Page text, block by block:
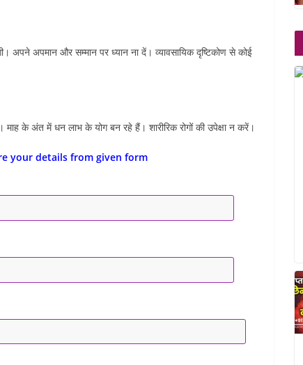
अपने अपमान और सम्मान पर ध्यान ना दें। व्यावसायिक दृष्टिकोण से कोई
के अंत में धन लाभ के योग बन रहे हैं। शारीरिक रोगों की उपेक्षा न करें।
your details from given form